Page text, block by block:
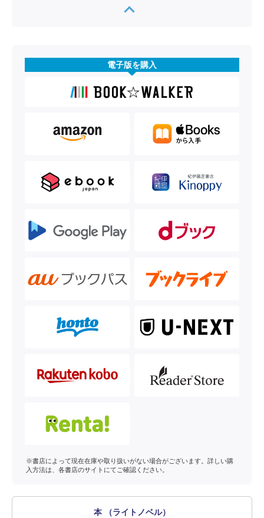
電子版を購入
※書店によって現在在庫や取り扱いがない場合がございます。詳しい購
入方法は、各書店のサイトにてご確認ください。
本 （ライトノベル）